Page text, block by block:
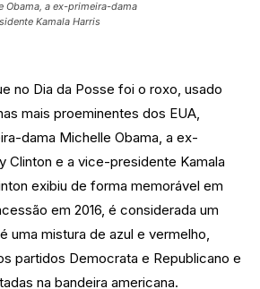
Obama, a ex-primeira-dama
Kamala Harris
no Dia da Posse foi o roxo, usado
mais proeminentes dos EUA,
dama Michelle Obama, a ex-
Clinton e a vice-presidente Kamala
exibiu de forma memorável em
em 2016, é considerada um
uma mistura de azul e vermelho,
partidos Democrata e Republicano e
na bandeira americana.